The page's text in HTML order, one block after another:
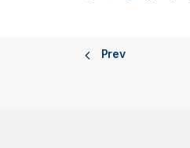
Prev